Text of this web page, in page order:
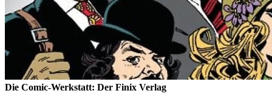
Die Comic-Werkstatt: Der Finix Verlag